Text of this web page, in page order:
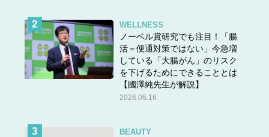
WELLNESS
ノーベル賞研究でも注目！「腸
活＝便通対策ではない」今急増
している「大腸がん」のリスク
を下げるためにできることとは
【國澤純先生が解説】
2026.06.16
BEAUTY